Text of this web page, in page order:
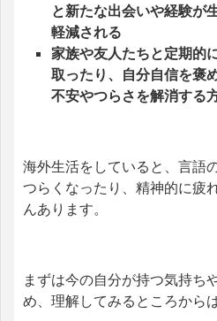
と新たな出会いや経験が
軽減される
家族や友人たちと定期的
取ったり、自分自信を褒
不安やつらさを解消する
海外生活をしていると、言語
つらくなったり、精神的に疲
んあります。
まずは今の自分が持つ気持ち
め、理解してみるところから